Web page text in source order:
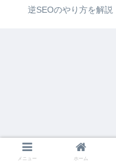
逆SEOのやり方を解説
メニュー ホーム